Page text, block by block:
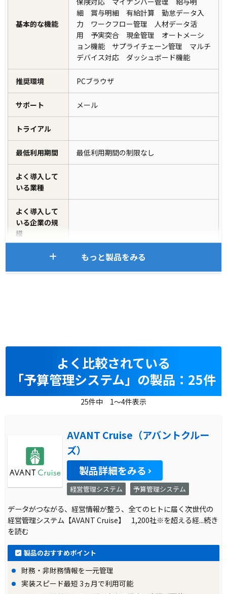
基本的な機能
細 賞与明細 有給計算 勤怠データ入
力 ワークフロー管理 人材データ活
用 予実突合 現金管理 オートメーシ
ョン機能 サプライチェーン管理 マルチ
デバイス対応 ダッシュボード機能
推奨環境 PCブラウザ
サポート メール
トライアル
最低利用期間 最低利用期間の制限なし
よく導入して
いる業種
よく導入して
いる企業の規
模
もっと製品をみる
よく比較されている
「予算管理システム」の製品：25件
25件中 1～4件表示
AVANT Cruise（アバントクルー
ズ）
製品詳細をみる
経営管理システム 予算管理システム
データがつながる、経営情報が整う、全てのヒトに届く次世代の
経営管理システム【AVANT Cruise】 1,200社※を超える経...続き
を読む
製品のおすすめポイント
財務・非財務情報を一元管理
実装スピード最短 3ヵ月で利用可能